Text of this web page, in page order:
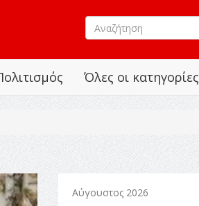
Όλες οι κατηγορίες
Αύγουστος 2026